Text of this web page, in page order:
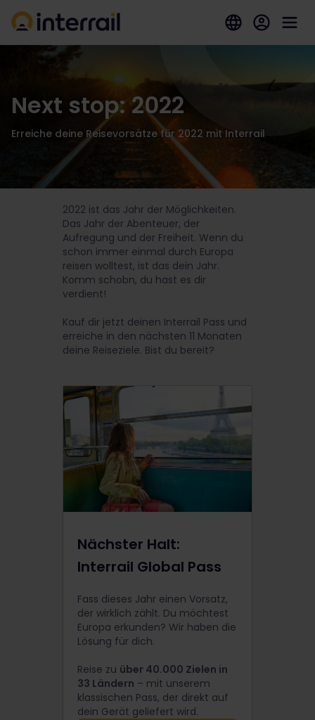
Next stop: 2022
Erreiche deine Reisevorsätze für 2022 mit Interrail
2022 ist das Jahr der Möglichkeiten.
Das Jahr der Abenteuer, der
Aufregung und der Freiheit. Wenn du
schon immer einmal durch Europa
reisen wolltest, ist das dein Jahr.
Komm schobn, du hast es dir
verdient!
Kauf dir jetzt deinen Interrail Pass und
erreiche in den nächsten 11 Monaten
deine Reiseziele. Bist du bereit?
Nächster Halt:
Interrail Global Pass
Fass dieses Jahr einen Vorsatz,
der wirklich zählt. Du möchtest
Europa erkunden? Wir haben die
Lösung für dich.
Reise zu über 40.000 Zielen in
33 Ländern – mit unserem
klassischen Pass, der direkt auf
dein Gerät geliefert wird.